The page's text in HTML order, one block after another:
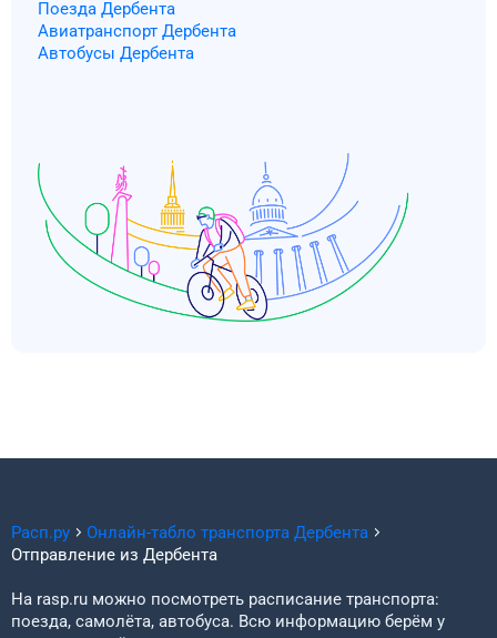
Поезда Дербента
Авиатранспорт Дербента
Автобусы Дербента
Расп.ру Онлайн-табло транспорта Дербента
Отправление из Дербента
На rasp.ru можно посмотреть расписание транспорта:
поезда, самолёта, автобуса. Всю информацию берём у